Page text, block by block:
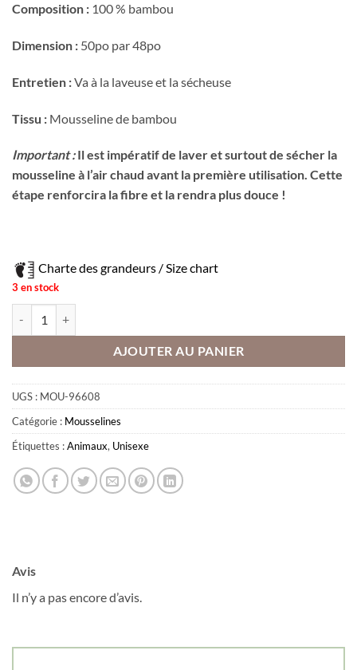
Composition : 100 % bambou
Dimension : 50po par 48po
Entretien :Va à la laveuse et la sécheuse
Tissu : Mousseline de bambou
Important :Il est impératif de laver et surtout de sécher la
mousseline à l’air chaud avant la première utilisation. Cette
étape renforcira la fibre et la rendra plus douce !
Charte des grandeurs / Size chart
3 en stock
AJOUTER AU PANIER
UGS : MOU-96608
Catégorie : Mousselines
Étiquettes :Animaux, Unisexe
Avis
Il n’y a pas encore d’avis.
Obtenez un 10% de rabais sur votre
prochaine commande en vous inscrivant à
Courriel*
Cliquez ici pour obtenir votre 10%